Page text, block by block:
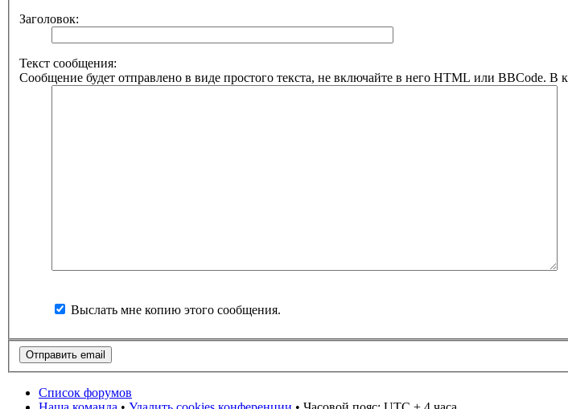
Заголовок:
Текст сообщения:
Сообщение будет отправлено в виде простого текста, не включайте в него HTML или BBCode. В
Выслать мне копию этого сообщения.
Список форумов